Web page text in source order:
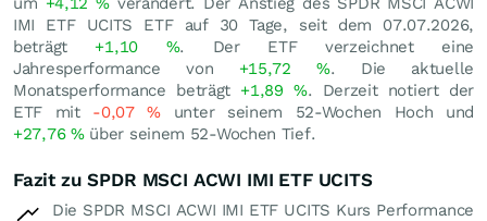
IMI ETF UCITS ETF auf 30 Tage, seit dem 07.07.2026,
beträgt +1,10 %. Der ETF verzeichnet eine
Jahresperformance von +15,72%. Die aktuelle
Monatsperformance beträgt +1,89 %. Derzeit notiert der
ETF mit -0,07% unter seinem 52-Wochen Hoch und
+27,76 %über seinem 52-Wochen Tief.
Fazit zu SPDR MSCI ACWI IMI ETF UCITS
Die SPDR MSCI ACWI IMI ETF UCITS Kurs Performance